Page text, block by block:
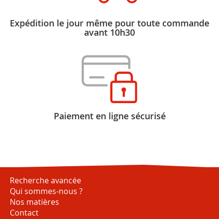
Expédition le jour même pour toute commande
avant 10h30
Paiement en ligne sécurisé
Recherche avancée
Qui sommes-nous ?
Nos matières
Contact